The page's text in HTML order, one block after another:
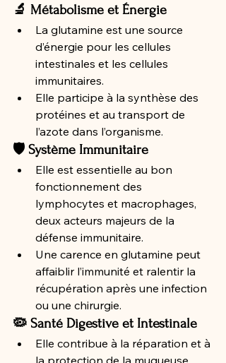
🔬 Métabolisme et Énergie
La glutamine est une source
d’énergie pour les cellules
intestinales et les cellules
immunitaires.
Elle participe à la synthèse des
protéines et au transport de
l’azote dans l’organisme.
🛡️ Système Immunitaire
Elle est essentielle au bon
fonctionnement des
lymphocytes et macrophages,
deux acteurs majeurs de la
défense immunitaire.
Une carence en glutamine peut
affaiblir l’immunité et ralentir la
récupération après une infection
ou une chirurgie.
🦠 Santé Digestive et Intestinale
Elle contribue à la réparation et à
la protection de la muqueuse